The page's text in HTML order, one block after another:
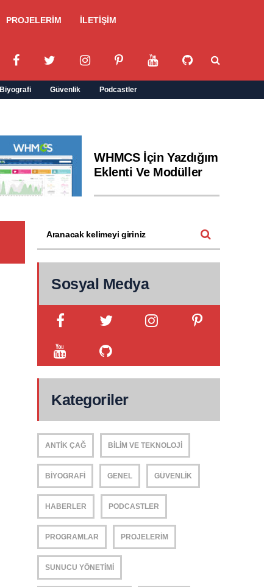
PROJELERİM İLETİŞİM
Biyografi Güvenlik Podcastler
WHMCS İçin Yazdığım
Eklenti Ve Modüller
Sosyal Medya
Kategoriler
ANTIK ÇAĞ BILIM VE TEKNOLOJI
BIYOGRAFI GENEL GÜVENLIK
HABERLER PODCASTLER
PROGRAMLAR PROJELERIM
SUNUCU YÖNETIMI